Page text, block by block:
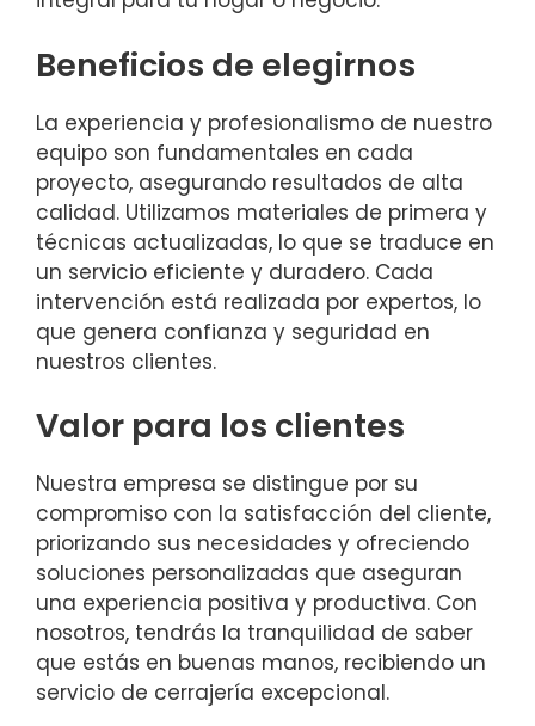
Beneficios de elegirnos
La experiencia y profesionalismo de nuestro
equipo son fundamentales en cada
proyecto, asegurando resultados de alta
calidad. Utilizamos materiales de primera y
técnicas actualizadas, lo que se traduce en
un servicio eficiente y duradero. Cada
intervención está realizada por expertos, lo
que genera confianza y seguridad en
nuestros clientes.
Valor para los clientes
Nuestra empresa se distingue por su
compromiso con la satisfacción del cliente,
priorizando sus necesidades y ofreciendo
soluciones personalizadas que aseguran
una experiencia positiva y productiva. Con
nosotros, tendrás la tranquilidad de saber
que estás en buenas manos, recibiendo un
servicio de cerrajería excepcional.